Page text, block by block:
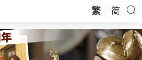
繁 简